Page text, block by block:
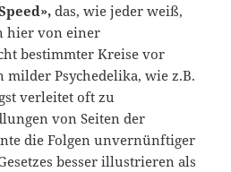
das, wie jeder weiß,
hier von einer
bestimmter Kreise vor
Psychedelika, wie z.B.
verleitet oft zu
von Seiten der
die Folgen unvernünftiger
besser illustrieren als